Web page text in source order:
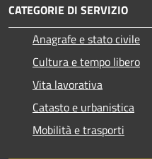
CATEGORIE DI SERVIZIO
Anagrafe e stato civile
Cultura e tempo libero
Vita lavorativa
Catasto e urbanistica
Mobilità e trasporti